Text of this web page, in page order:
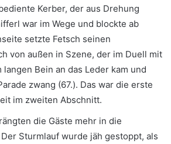
Kerber, der aus Drehung
war im Wege und blockte ab
setzte Fetsch seinen
von außen in Szene, der im Duell mit
Bein an das Leder kam und
zwang (67.). Das war die erste
im zweiten Abschnitt.
die Gäste mehr in die
Sturmlauf wurde jäh gestoppt, als